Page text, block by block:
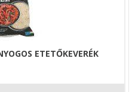
ETETŐKEVERÉK